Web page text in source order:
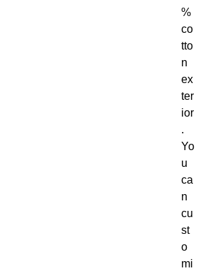
%
co
tto
n
ex
ter
ior
.
Yo
u
ca
n
cu
st
o
mi